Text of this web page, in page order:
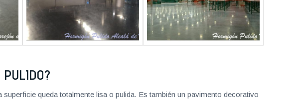
queda totalmente lisa o pulida. Es también un pavimento decorativo